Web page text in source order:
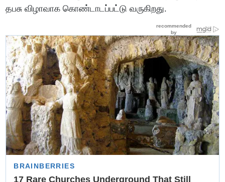
தபசு விழாவாக கொண்டாடப்பட்டு வருகிறது.